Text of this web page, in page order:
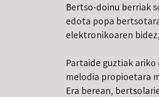
Bertso-doinu berriak
edota popa
elektronikoaren
Partaide guztiak
melodia propioetara
Era berean,